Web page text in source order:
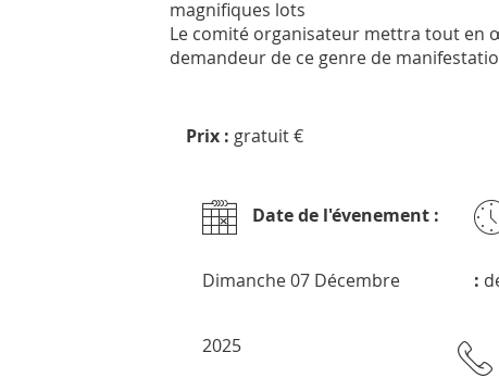
magnifiques lots
Le comité organisateur mettra tout en
demandeur de ce genre de
Prix : gratuit €
Date de l'évenement :
Dimanche 07 Décembre
2025
: